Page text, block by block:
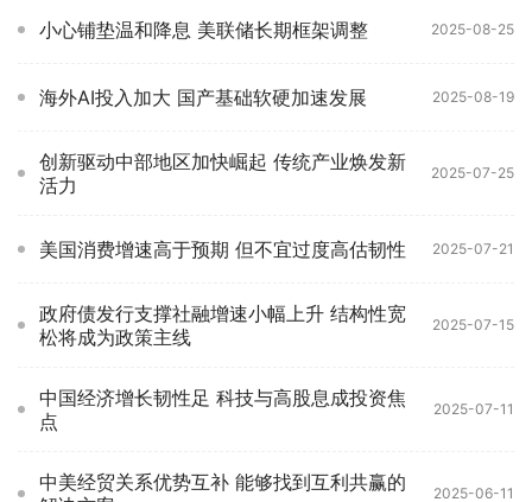
小心铺垫温和降息 美联储长期框架调整 2025-08-25
海外AI投入加大 国产基础软硬加速发展 2025-08-19
创新驱动中部地区加快崛起 传统产业焕发新
活力
2025-07-25
美国消费增速高于预期 但不宜过度高估韧性 2025-07-21
政府债发行支撑社融增速小幅上升 结构性宽
松将成为政策主线
2025-07-15
中国经济增长韧性足 科技与高股息成投资焦
点
2025-07-11
中美经贸关系优势互补 能够找到互利共赢的
2025-06-11